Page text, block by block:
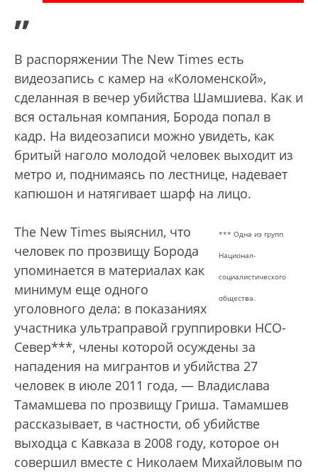
”
В распоряжении The New Times есть
видеозапись с камер на «Коломенской»,
сделанная в вечер убийства Шамшиева. Как и
вся остальная компания, Борода попал в
кадр. На видеозаписи можно увидеть, как
бритый наголо молодой человек выходит из
метро и, поднимаясь по лестнице, надевает
капюшон и натягивает шарф на лицо.
*** Одна из групп
Национал-
социалистического
общества.
The New Times выяснил, что
человек по прозвищу Борода
упоминается в материалах как
минимум еще одного
уголовного дела: в показаниях
участника ультраправой группировки НСО-
Север***, члены которой осуждены за
нападения на мигрантов и убийства 27
человек в июле 2011 года, — Владислава
Тамамшева по прозвищу Гриша. Тамамшев
рассказывает, в частности, об убийстве
выходца с Кавказа в 2008 году, которое он
совершил вместе с Николаем Михайловым по